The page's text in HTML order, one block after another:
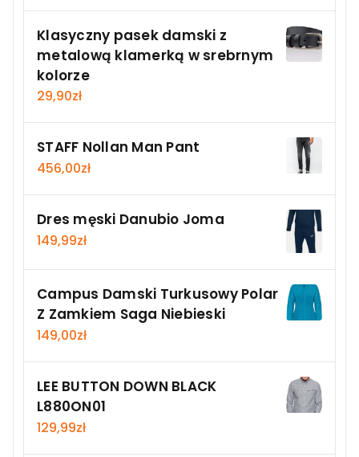
Klasyczny pasek damski z
metalową klamerką w srebrnym
kolorze
29,90zł
STAFF Nollan Man Pant
456,00zł
Dres męski Danubio Joma
149,99zł
Campus Damski Turkusowy Polar
Z Zamkiem Saga Niebieski
149,00zł
LEE BUTTON DOWN BLACK
L880ON01
129,99zł